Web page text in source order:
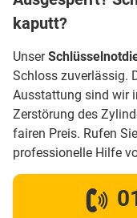
kaputt?
Unser
Schloss zuverlässig.
Ausstattung sind wir
Zerstörung des
fairen Preis. Rufen
professionelle Hilfe